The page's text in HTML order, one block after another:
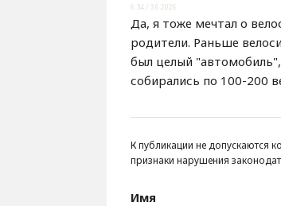
6:34 / 3.6.2026
Да, я тоже мечтал о
родители. Раньше
был целый
собирались по 100-200
К публикации не допускаются
признаки нарушения
Имя